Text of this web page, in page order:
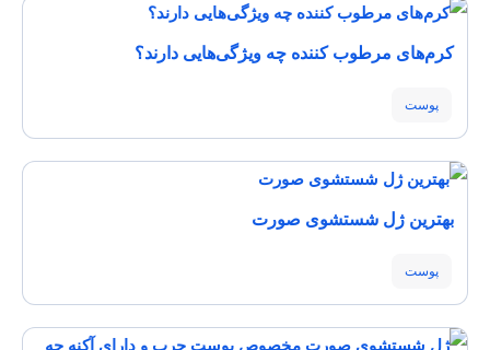
کرم‌های مرطوب کننده چه ویژگی‌هایی دارند؟
پوست
بهترین ژل شستشوی صورت
پوست